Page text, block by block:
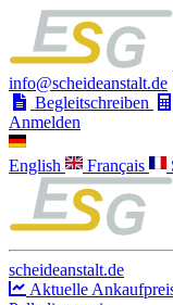
info@scheideanstalt.de
Begleitschreiben
Anmelden
English Français
scheideanstalt.de
Aktuelle